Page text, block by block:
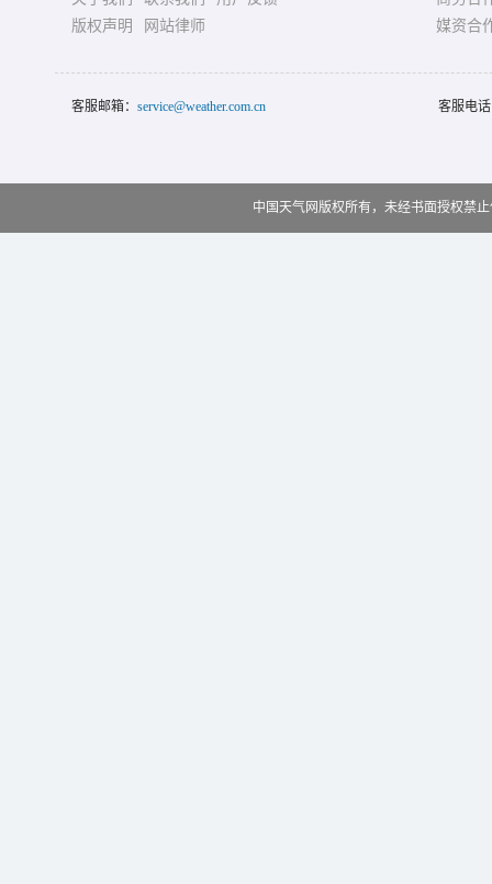
版权声明
网站律师
媒资合
客服邮箱： service@weather.com.cn 客服电
中国天气网版权所有，未经书面授权